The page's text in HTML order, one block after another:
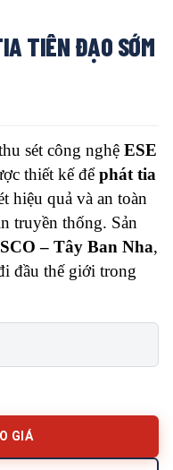
TIÊN ĐẠO SỚM
sét công nghệ ESE
thiết kế đểphát tia
hiệu quả và an toàn
truyền thống. Sản
– Tây Ban Nha,
đầu thế giới trong
GIÁ